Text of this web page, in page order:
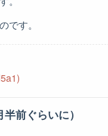
です。
前ぐらいに）